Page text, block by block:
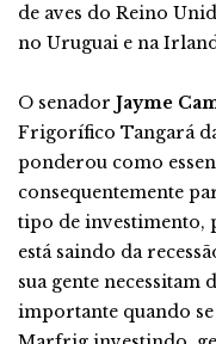
de aves do Reino
no Uruguai e na
O senador Jayme
Frigorífico Tangará
ponderou como
consequentemente
tipo de investimento,
está saindo da
sua gente necessitam
importante quando